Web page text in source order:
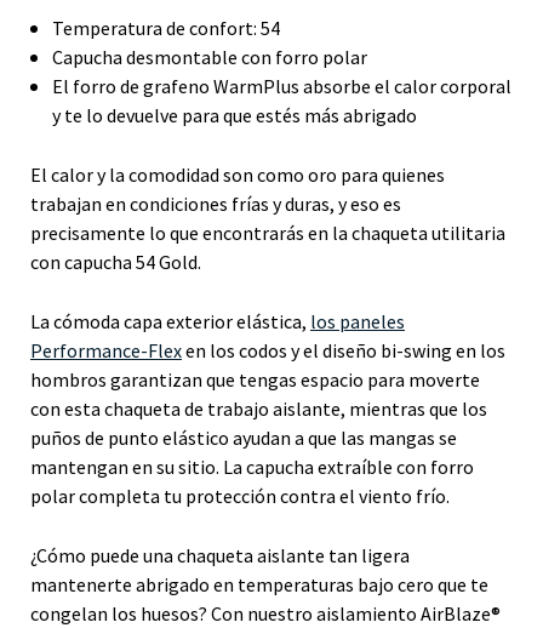
Temperatura de confort: 54
Capucha desmontable con forro polar
El forro de grafeno WarmPlus absorbe el calor corporal
y te lo devuelve para que estés más abrigado
El calor y la comodidad son como oro para quienes
trabajan en condiciones frías y duras, y eso es
precisamente lo que encontrarás en la chaqueta utilitaria
con capucha 54 Gold.
La cómoda capa exterior elástica, los paneles
Performance-Flexen los codos y el diseño bi-swing en los
hombros garantizan que tengas espacio para moverte
con esta chaqueta de trabajo aislante, mientras que los
puños de punto elástico ayudan a que las mangas se
mantengan en su sitio. La capucha extraíble con forro
polar completa tu protección contra el viento frío.
¿Cómo puede una chaqueta aislante tan ligera
mantenerte abrigado en temperaturas bajo cero que te
congelan los huesos? Con nuestro aislamiento AirBlaze®